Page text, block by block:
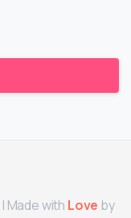
| Made with Love by